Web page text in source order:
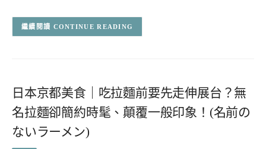
CONTINUE READING
日本京都美食｜吃拉麵前要先走伸展台？無
名拉麵卻簡約時髦、顛覆一般印象！(名前の
ないラーメン)